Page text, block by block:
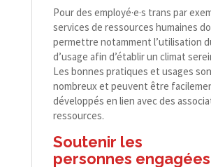
Pour des employé·e·s trans par
services de ressources humaines
permettre notamment l’utilisation
d’usage afin d’établir un climat
Les bonnes pratiques et usages
nombreux et peuvent être
développés en lien avec des
ressources.
Soutenir les
personnes